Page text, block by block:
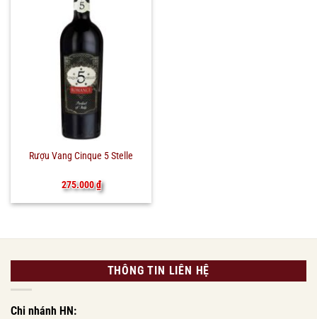
Rượu Vang Cinque 5 Stelle
275.000₫
THÔNG TIN LIÊN HỆ
Chi nhánh HN: